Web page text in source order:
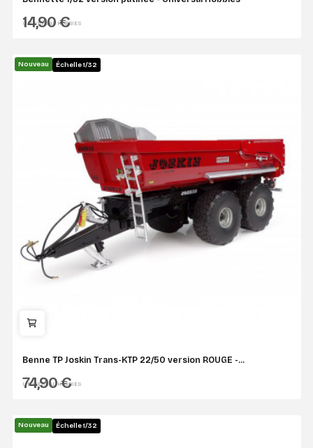
UNIVERSAL HOBBIES
14,90 €
Nouveau Échelle 1/32
Benne TP Joskin Trans-KTP 22/50 version ROUGE -...
UNIVERSAL HOBBIES
74,90 €
Nouveau Échelle 1/32